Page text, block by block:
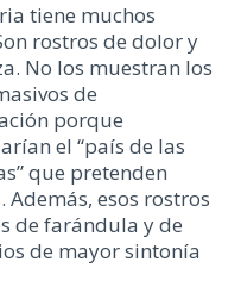
tiene muchos
rostros de dolor y
No los muestran los
de
porque
el “país de las
que pretenden
esos rostros
de farándula y de
de mayor sintonía